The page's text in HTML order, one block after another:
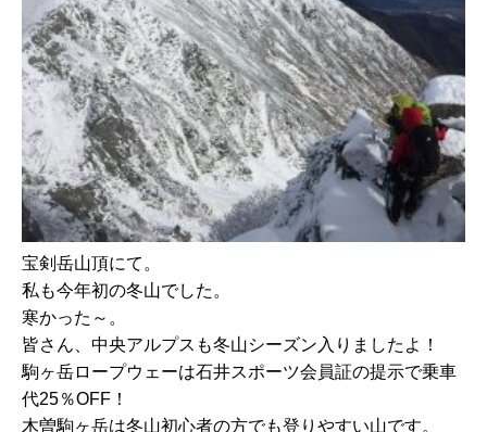
宝剣岳山頂にて。
私も今年初の冬山でした。
寒かった～。
皆さん、中央アルプスも冬山シーズン入りましたよ！
駒ヶ岳ロープウェーは石井スポーツ会員証の提示で乗車
代25％OFF！
木曽駒ヶ岳は冬山初心者の方でも登りやすい山です。